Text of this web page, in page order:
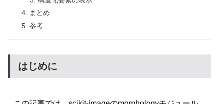
まとめ
参考
はじめに